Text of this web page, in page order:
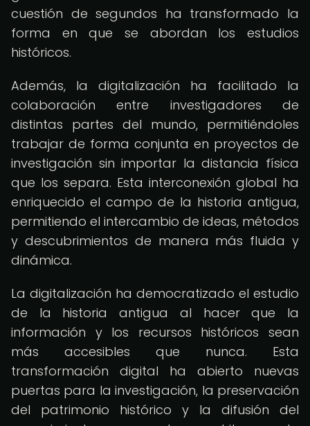
cuestión de segundos ha transformado la
forma en que se abordan los estudios
históricos.
Además, la digitalización ha facilitado la
colaboración entre investigadores de
distintas partes del mundo, permitiéndoles
trabajar de forma conjunta en proyectos de
investigación sin importar la distancia física
que los separa. Esta interconexión global ha
enriquecido el campo de la historia antigua,
permitiendo el intercambio de ideas, métodos
y descubrimientos de manera más fluida y
dinámica.
La digitalización ha democratizado el estudio
de la historia antigua al hacer que la
información y los recursos históricos sean
más accesibles que nunca. Esta
transformación digital ha abierto nuevas
puertas para la investigación, la preservación
del patrimonio histórico y la difusión del